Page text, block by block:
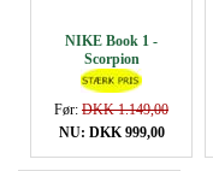
NIKE Book 1 -
Scorpion
Før: DKK 1.149,00
NU: DKK 999,00